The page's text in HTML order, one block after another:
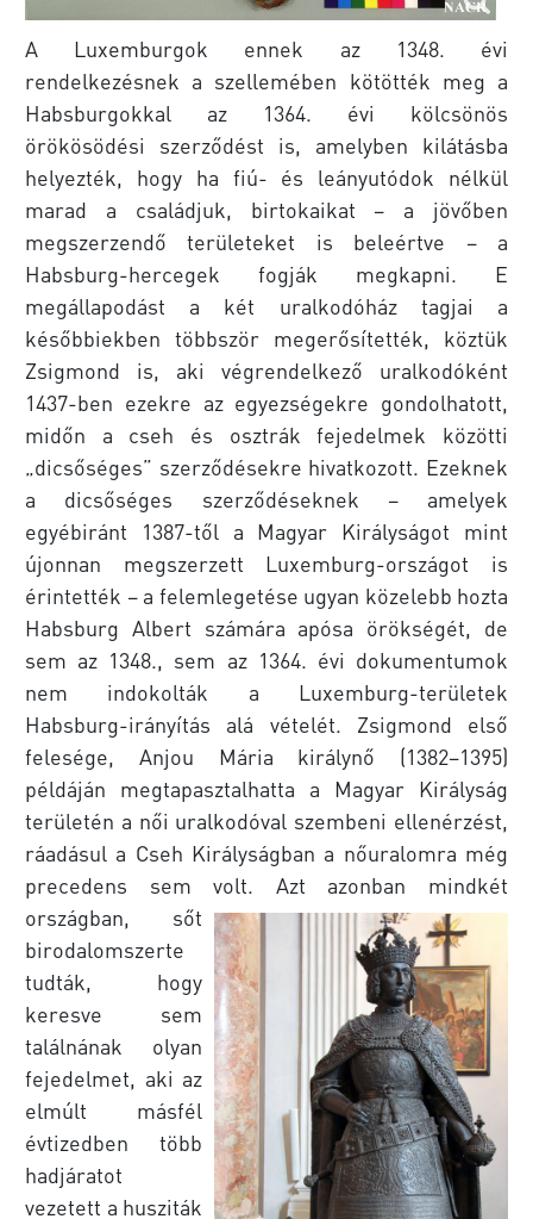
A Luxemburgok ennek az 1348. évi
rendelkezésnek a szellemében kötötték meg a
Habsburgokkal az 1364. évi kölcsönös
örökösödési szerződést is, amelyben kilátásba
helyezték, hogy ha fiú- és leányutódok nélkül
marad a családjuk, birtokaikat – a jövőben
megszerzendő területeket is beleértve – a
Habsburg-hercegek fogják megkapni. E
megállapodást a két uralkodóház tagjai a
későbbiekben többször megerősítették, köztük
Zsigmond is, aki végrendelkező uralkodóként
1437-ben ezekre az egyezségekre gondolhatott,
midőn a cseh és osztrák fejedelmek közötti
„dicsőséges” szerződésekre hivatkozott. Ezeknek
a dicsőséges szerződéseknek – amelyek
egyébiránt 1387-től a Magyar Királyságot mint
újonnan megszerzett Luxemburg-országot is
érintették – a felemlegetése ugyan közelebb hozta
Habsburg Albert számára apósa örökségét, de
sem az 1348., sem az 1364. évi dokumentumok
nem indokolták a Luxemburg-területek
Habsburg-irányítás alá vételét. Zsigmond első
felesége, Anjou Mária királynő (1382–1395)
példáján megtapasztalhatta a Magyar Királyság
területén a női uralkodóval szembeni ellenérzést,
ráadásul a Cseh Királyságban a nőuralomra még
precedens sem volt. Azt azonban mindkét
országban, sőt
birodalomszerte
tudták, hogy
keresve sem
találnának olyan
fejedelmet, aki az
elmúlt másfél
évtizedben több
hadjáratot
vezetett a husziták